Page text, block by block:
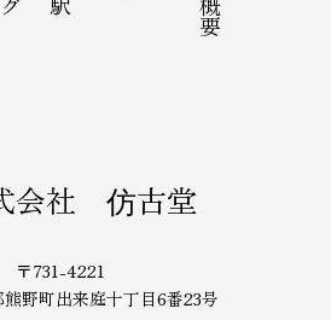
会社 仿古堂
〒731-4221
野町出来庭十丁目6番23号